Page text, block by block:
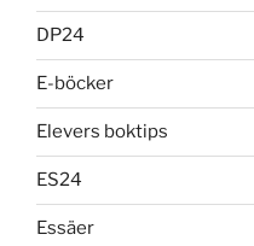
DP24
E-böcker
Elevers boktips
ES24
Essäer